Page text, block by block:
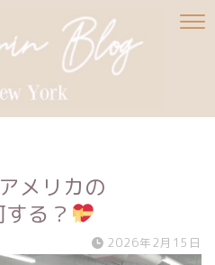
メリカの
る？
2026年2月15日